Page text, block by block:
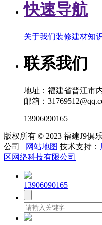
快速导航
关于我们装修建材知
联系我们
地址：福建省晋江市
邮箱：
13906090165
版权所有 © 2023 福建J9俱
公司
网站地图 技术支持：
区网络科技有限公司
13906090165